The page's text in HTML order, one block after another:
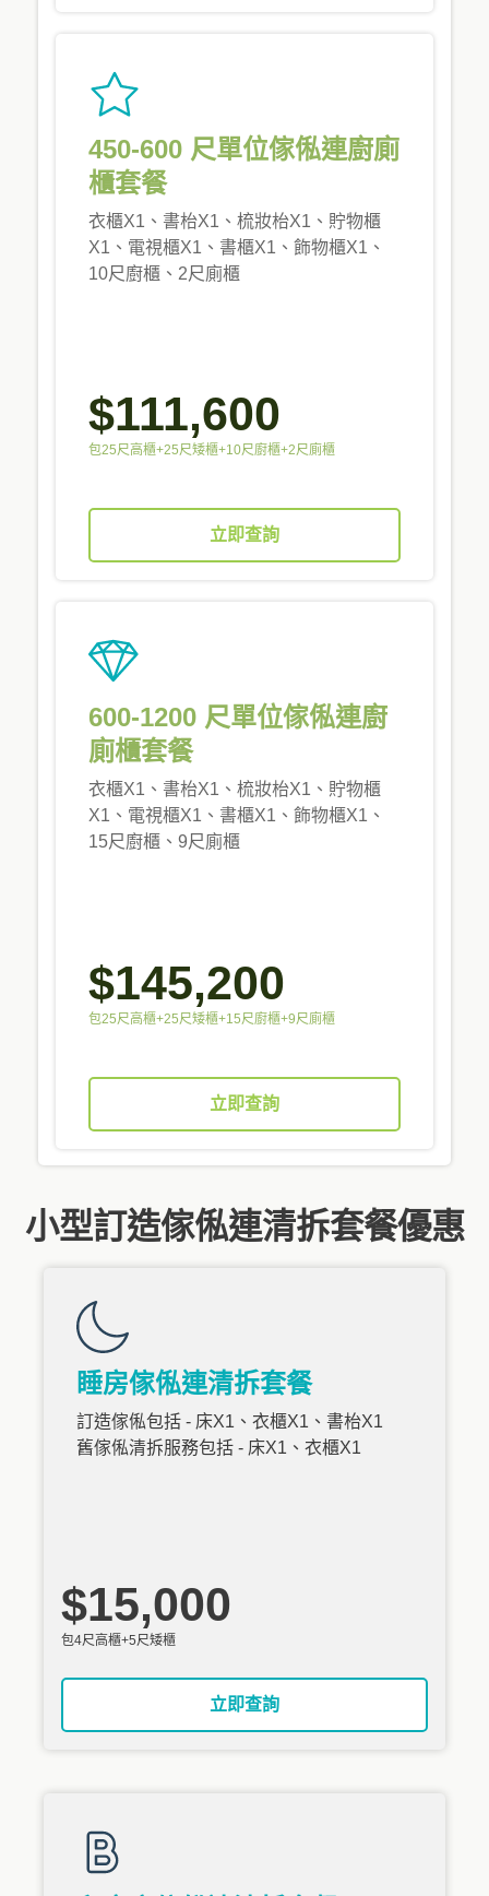
450-600 尺單位傢俬連廚廁
櫃套餐
衣櫃X1、書枱X1、梳妝枱X1、貯物櫃
X1、電視櫃X1、書櫃X1、飾物櫃X1、
10尺廚櫃、2尺廁櫃
$111,600
包25尺高櫃+25尺矮櫃+10尺廚櫃+2尺廁櫃
立即查詢
600-1200 尺單位傢俬連廚
廁櫃套餐
衣櫃X1、書枱X1、梳妝枱X1、貯物櫃
X1、電視櫃X1、書櫃X1、飾物櫃X1、
15尺廚櫃、9尺廁櫃
$145,200
包25尺高櫃+25尺矮櫃+15尺廚櫃+9尺廁櫃
立即查詢
小型訂造傢俬連清拆套餐優惠
睡房傢俬連清拆套餐
訂造傢俬包括 - 床X1、衣櫃X1、書枱X1
舊傢俬清拆服務包括 - 床X1、衣櫃X1
$15,000
包4尺高櫃+5尺矮櫃
立即查詢